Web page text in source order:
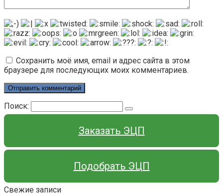
Сохранить моё имя, email и адрес сайта в этом
браузере для последующих моих комментариев.
Поиск:
Заказать ЭЦП
Подобрать ЭЦП
Свежие записи